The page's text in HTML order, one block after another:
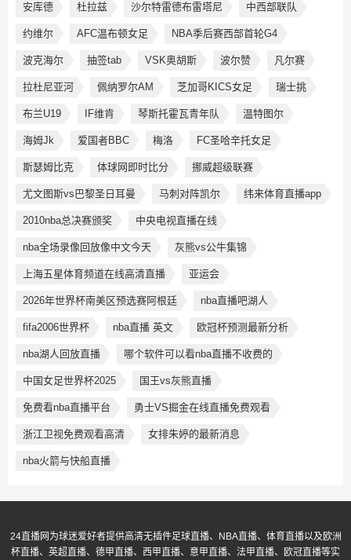
安库德 杜拉兹 沙尔特雷德布雷塔尼 中西部联队
约维尔 AFC温布顿女足 NBA季后赛西部首轮G4
波克海尔 抽签tab VSK奥胡斯 波尔赞 凡尔赛
拉杜尼亚河 佩纳罗尔AM 芝加哥KICS女足 瑞士挑
布兰U19 IF维肯 琴斯托霍瓦青年队 温特图尔
海姆Jk 爱国者BBC 梅洛 FC圣哈辛托女足
斯瑟姆比克 体球网即时比分 挪威超级联赛
尤文图斯vs巴黎圣日耳曼 马刺对阵凯尔 纬来体育直播app
2010nba总决赛颁奖 中央电视直播在线
nba全场录像回放像中文今天 灰熊vs公牛集锦
上海五星体育频道在线高清直播 亚运会
2026年世界杯南美区预选赛阿根廷 nba直播吧湖人
fifa2006世界杯 nba直播 英文 欧冠杯预测最新分析
nba湖人回放直播 哪个软件可以看nba直播不收费的
中国女足世界杯2025 国王vs灰熊直播
免费看nba直播平台 勇士VS掘金在线直播免费观看
浙江卫视免费观看高清 女排朱婷的最新消息
nba火箭与快船直播
24直播网为球迷爱好者提供高清无插件足球直播、NBA直播、体育直播以及欧洲
杯直播、英超直播、德甲直播、西甲直播、意甲直播、法甲直播、欧冠直播等实